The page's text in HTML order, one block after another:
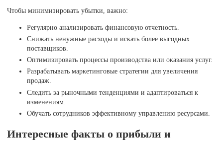
Чтобы минимизировать убытки, важно:
Регулярно анализировать финансовую отчетность.
Снижать ненужные расходы и искать более выгодных
поставщиков.
Оптимизировать процессы производства или оказания услуг.
Разрабатывать маркетинговые стратегии для увеличения
продаж.
Следить за рыночными тенденциями и адаптироваться к
изменениям.
Обучать сотрудников эффективному управлению ресурсами.
Интересные факты о прибыли и